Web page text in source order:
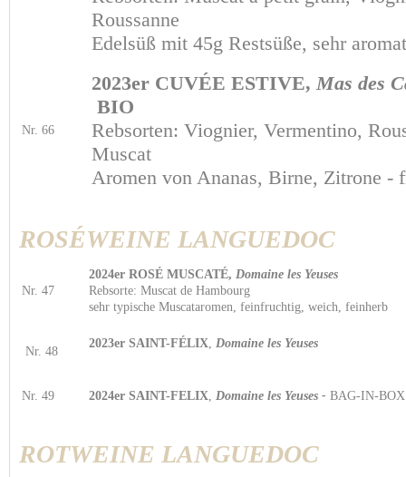
Roussanne
Edelsüß mit 45g Restsüße, sehr
Nr. 66
2023er CUVÉE ESTIVE, Mas des
BIO
Rebsorten: Viognier, Vermentino,
Muscat
Aromen von Ananas, Birne, Zitrone -
ROSÉWEINE LANGUEDOC
Nr. 47
2024er ROSÉ MUSCATÉ, Domaine les Yeuses
Rebsorte: Muscat de Hambourg
sehr typische Muscataromen, feinfruchtig, weich, feinherb
Nr. 48
2023er SAINT-FÉLIX, Domaine les Yeuses
Nr. 49 2024er SAINT-FELIX, Domaine les Yeuses - BAG-IN-
ROTWEINE LANGUEDOC